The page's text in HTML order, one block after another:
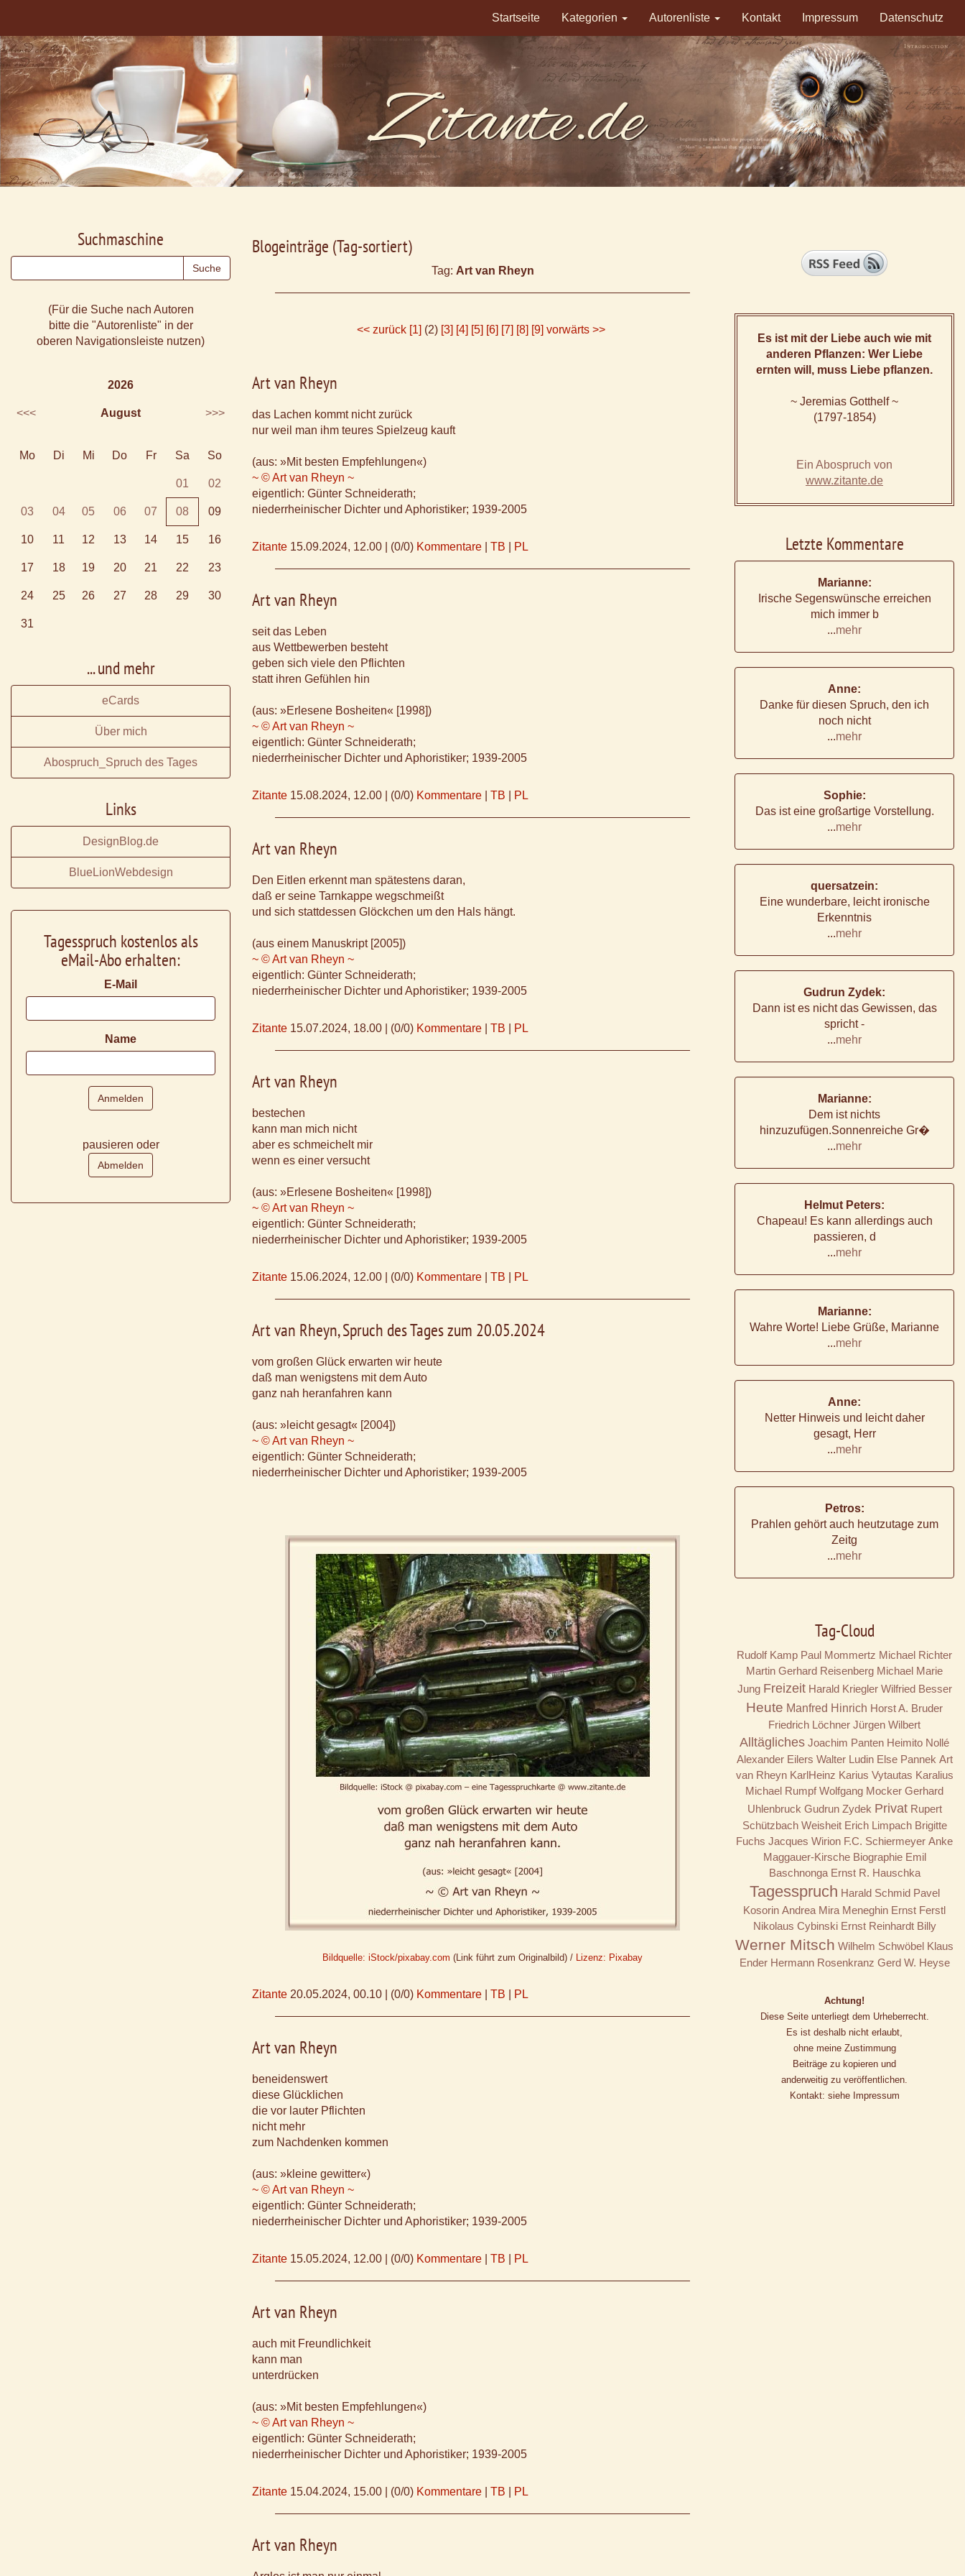
Startseite Kategorien Autorenliste Kontakt Impressum Datenschutz
Blogeinträge (Tag-sortiert)
Tag: Art van Rheyn
<< zurück [1] (2) [3] [4] [5] [6] [7] [8] [9] vorwärts >>
Art van Rheyn
das Lachen kommt nicht zurück
nur weil man ihm teures Spielzeug kauft
(aus: »Mit besten Empfehlungen«)
~ © Art van Rheyn ~
eigentlich: Günter Schneiderath;
niederrheinischer Dichter und Aphoristiker; 1939-2005
Zitante 15.09.2024, 12.00 (0/0) Kommentare TB PL
Art van Rheyn
seit das Leben
aus Wettbewerben besteht
geben sich viele den Pflichten
statt ihren Gefühlen hin
(aus: »Erlesene Bosheiten« [1998])
~ © Art van Rheyn ~
eigentlich: Günter Schneiderath;
niederrheinischer Dichter und Aphoristiker; 1939-2005
Zitante 15.08.2024, 12.00 (0/0) Kommentare TB PL
Art van Rheyn
Den Eitlen erkennt man spätestens daran,
daß er seine Tarnkappe wegschmeißt
und sich stattdessen Glöckchen um den Hals hängt.
(aus einem Manuskript [2005])
~ © Art van Rheyn ~
eigentlich: Günter Schneiderath;
niederrheinischer Dichter und Aphoristiker; 1939-2005
Zitante 15.07.2024, 18.00 (0/0) Kommentare TB PL
Art van Rheyn
bestechen
kann man mich nicht
aber es schmeichelt mir
wenn es einer versucht
(aus: »Erlesene Bosheiten« [1998])
~ © Art van Rheyn ~
eigentlich: Günter Schneiderath;
niederrheinischer Dichter und Aphoristiker; 1939-2005
Zitante 15.06.2024, 12.00 (0/0) Kommentare TB PL
Art van Rheyn, Spruch des Tages zum 20.05.2024
vom großen Glück erwarten wir heute
daß man wenigstens mit dem Auto
ganz nah heranfahren kann
(aus: »leicht gesagt« [2004])
~ © Art van Rheyn ~
eigentlich: Günter Schneiderath;
niederrheinischer Dichter und Aphoristiker; 1939-2005
Bildquelle: iStock/pixabay.com (Link führt zum Originalbild) / Lizenz: Pixabay
Zitante 20.05.2024, 00.10 (0/0) Kommentare TB PL
Art van Rheyn
beneidenswert
diese Glücklichen
die vor lauter Pflichten
nicht mehr
zum Nachdenken kommen
(aus: »kleine gewitter«)
~ © Art van Rheyn ~
eigentlich: Günter Schneiderath;
niederrheinischer Dichter und Aphoristiker; 1939-2005
Zitante 15.05.2024, 12.00 (0/0) Kommentare TB PL
Art van Rheyn
auch mit Freundlichkeit
kann man
unterdrücken
(aus: »Mit besten Empfehlungen«)
~ © Art van Rheyn ~
eigentlich: Günter Schneiderath;
niederrheinischer Dichter und Aphoristiker; 1939-2005
Zitante 15.04.2024, 15.00 (0/0) Kommentare TB PL
Art van Rheyn
Suchmaschine
(Für die Suche nach Autoren
bitte die "Autorenliste" in der
oberen Navigationsleiste nutzen)
2026
<<< August >>>
Mo Di Mi Do Fr Sa So
01 02
03 04 05 06 07 08 09
10 11 12 13 14 15 16
17 18 19 20 21 22 23
24 25 26 27 28 29 30
31
... und mehr
eCards
Über mich
Abospruch_Spruch des Tages
Links
DesignBlog.de
BlueLionWebdesign
Tagesspruch kostenlos als
eMail-Abo erhalten:
E-Mail
Name
pausieren oder
Es ist mit der Liebe auch wie mit
anderen Pflanzen: Wer Liebe
ernten will, muss Liebe pflanzen.
~ Jeremias Gotthelf ~
(1797-1854)
Ein Abospruch von
www.zitante.de
Letzte Kommentare
Marianne:
Irische Segenswünsche erreichen
mich immer b
...mehr
Anne:
Danke für diesen Spruch, den ich
noch nicht
...mehr
Sophie:
Das ist eine großartige Vorstellung.
...mehr
quersatzein:
Eine wunderbare, leicht ironische
Erkenntnis
...mehr
Gudrun Zydek:
Dann ist es nicht das Gewissen, das
spricht -
...mehr
Marianne:
Dem ist nichts
hinzuzufügen.Sonnenreiche Gr�
...mehr
Helmut Peters:
Chapeau! Es kann allerdings auch
passieren, d
...mehr
Marianne:
Wahre Worte! Liebe Grüße, Marianne
...mehr
Anne:
Netter Hinweis und leicht daher
gesagt, Herr
...mehr
Petros:
Prahlen gehört auch heutzutage zum
Zeitg
...mehr
Tag-Cloud
Rudolf Kamp Paul Mommertz Michael Richter
Martin Gerhard Reisenberg Michael Marie
Jung Freizeit Harald Kriegler Wilfried Besser
Heute Manfred Hinrich Horst A. Bruder
Friedrich Löchner Jürgen Wilbert
Alltägliches Joachim Panten Heimito Nollé
Alexander Eilers Walter Ludin Else Pannek Art
van Rheyn KarlHeinz Karius Vytautas Karalius
Michael Rumpf Wolfgang Mocker Gerhard
Uhlenbruck Gudrun Zydek Privat Rupert
Schützbach Weisheit Erich Limpach Brigitte
Fuchs Jacques Wirion F.C. Schiermeyer Anke
Maggauer-Kirsche Biographie Emil
Baschnonga Ernst R. Hauschka
Tagesspruch Harald Schmid Pavel
Kosorin Andrea Mira Meneghin Ernst Ferstl
Nikolaus Cybinski Ernst Reinhardt Billy
Werner Mitsch Wilhelm Schwöbel Klaus
Ender Hermann Rosenkranz Gerd W. Heyse
Achtung!
Diese Seite unterliegt dem Urheberrecht.
Es ist deshalb nicht erlaubt,
ohne meine Zustimmung
Beiträge zu kopieren und
anderweitig zu veröffentlichen.
Kontakt: siehe Impressum